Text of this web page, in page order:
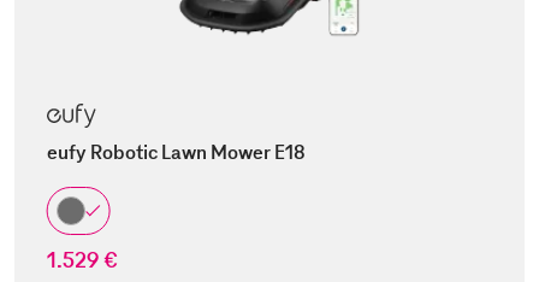
eufy Robotic Lawn Mower E18
1.529 €